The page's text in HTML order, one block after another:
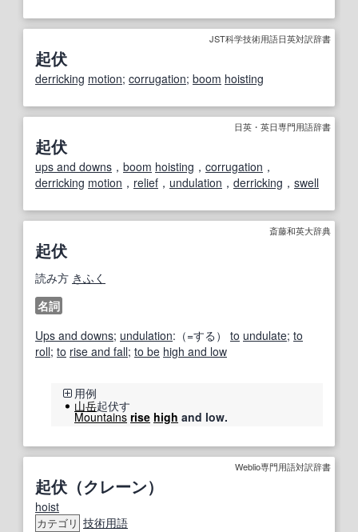
JST科学技術用語日英対訳辞書
起伏
derricking motion; corrugation; boom hoisting
日英・英日専門用語辞書
起伏
ups and downs ， boom hoisting ， corrugation ，
derricking motion ， relief ， undulation ， derricking ， swell
斎藤和英大辞典
起伏
読み方 きふく
名詞
Ups and downs; undulation:（=する） to undulate; to
roll; to rise and fall; to be high and low
用例
山岳起伏す
Mountains rise high and low.
Weblio専門用語対訳辞書
起伏（クレーン）
hoist
カテゴリ 技術用語